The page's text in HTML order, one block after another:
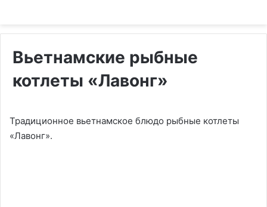
Вьетнамские рыбные
котлеты «Лавонг»
Традиционное вьетнамское блюдо рыбные котлеты
«Лавонг».